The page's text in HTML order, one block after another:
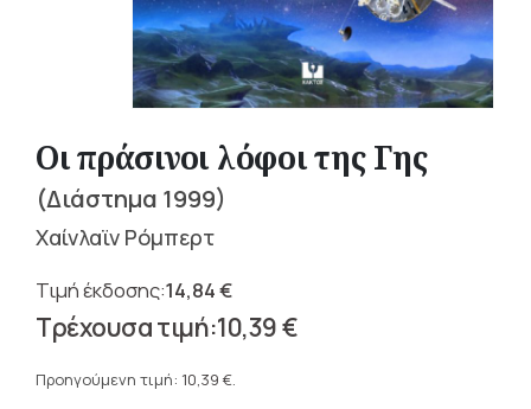
Οι πράσινοι λόφοι της Γης
(Διάστημα 1999)
Χαίνλαϊν Ρόμπερτ
14,84€
Original
price
14,84 €.
10,39€
τρέχουσα
Προηγούμενη τιμή: 10,39 €.